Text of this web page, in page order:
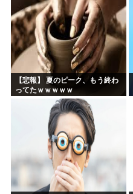
【悲報】 夏のピーク、もう終わ
ってたｗｗｗｗｗ